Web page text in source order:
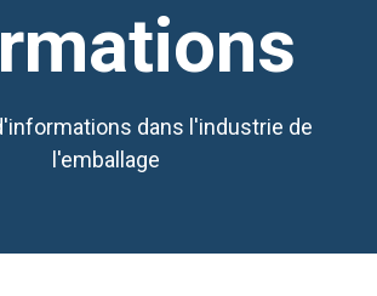
dans l'industrie de
l'emballage